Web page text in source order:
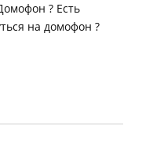
? Есть
на домофон ?